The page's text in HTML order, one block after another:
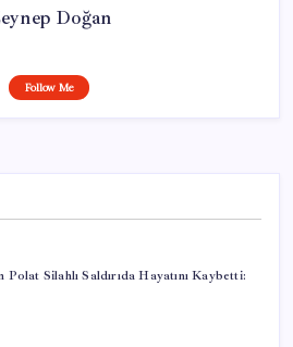
Doğan
Follow Me
Polat Silahlı Saldırıda Hayatını Kaybetti: